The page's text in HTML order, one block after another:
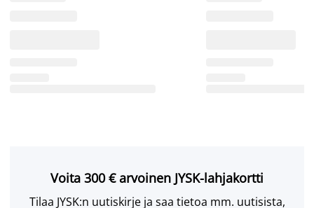
Voita 300 € arvoinen JYSK-lahjakortti
Tilaa JYSK:n uutiskirje ja saa tietoa mm. uutisista,